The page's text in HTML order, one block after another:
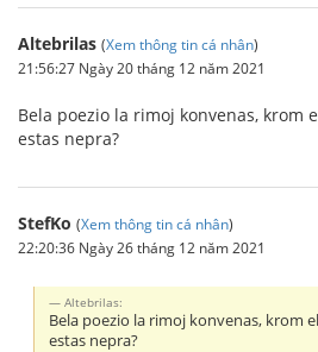
Altebrilas (Xem thông tin cá nhân)
21:56:27 Ngày 20 tháng 12 năm 2021
Bela poezio la rimoj konvenas, krom
estas nepra?
StefKo (Xem thông tin cá nhân)
22:20:36 Ngày 26 tháng 12 năm 2021
Altebrilas:
Bela poezio la rimoj konvenas, krom
estas nepra?